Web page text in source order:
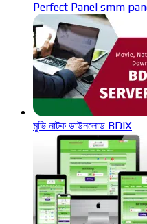
Perfect Panel smm
মুভি নাটক ডাউনলোড BDIX